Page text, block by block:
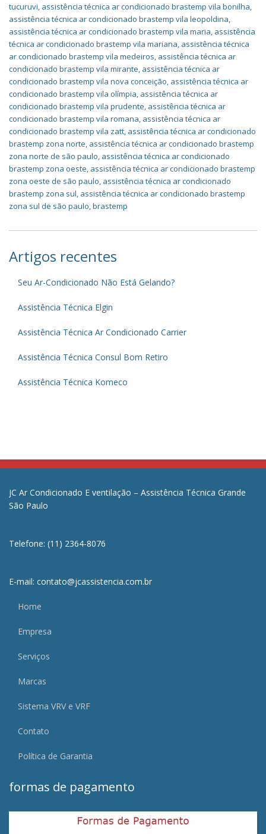
tucuruvi, assistência técnica ar condicionado brastemp vila bonilha,
assistência técnica ar condicionado brastemp vila leopoldina,
assistência técnica ar condicionado brastemp vila maria, assistência
técnica ar condicionado brastemp vila mariana, assistência técnica
ar condicionado brastemp vila medeiros, assistência técnica ar
condicionado brastemp vila mirante, assistência técnica ar
condicionado brastemp vila nova conceição, assistência técnica ar
condicionado brastemp vila olímpia, assistência técnica ar
condicionado brastemp vila prudente, assistência técnica ar
condicionado brastemp vila romana, assistência técnica ar
condicionado brastemp vila zatt, assistência técnica ar condicionado
brastemp zona norte, assistência técnica ar condicionado brastemp
zona norte de são paulo, assistência técnica ar condicionado
brastemp zona oeste, assistência técnica ar condicionado brastemp
zona oeste de são paulo, assistência técnica ar condicionado
brastemp zona sul, assistência técnica ar condicionado brastemp
zona sul de são paulo,brastemp
Artigos recentes
Seu Ar-Condicionado Não Está Gelando?
Assistência Técnica Elgin
Assistência Técnica Ar Condicionado Carrier
Assistência Técnica Consul Bom Retiro
Assistência Técnica Komeco
JC Ar Condicionado E ventilação – Assistência Técnica Grande
São Paulo
Telefone: (11) 2364-8076
E-mail: contato@jcassistencia.com.br
Home
Empresa
Serviços
Marcas
Sistema VRV e VRF
Contato
Política de Garantia
formas de pagamento